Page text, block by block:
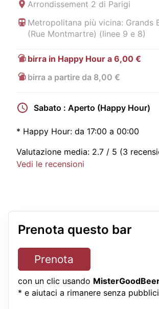
Arrondissement 2 di Parigi
Metropolitana più vicina: Grands
(Rue Montmartre) (linee 9 e 8)
birra in Happy Hour a 6,00 €
birra a partire da 8,00 €
Sabato : Aperto (Happy Hour)
* Happy Hour: da 17:00 a 00:00
Valutazione media: 2.7 / 5 (3
Vedi le recensioni
Prenota questo bar
Prenota
con un clic usando
* e aiutaci a rimanere senza